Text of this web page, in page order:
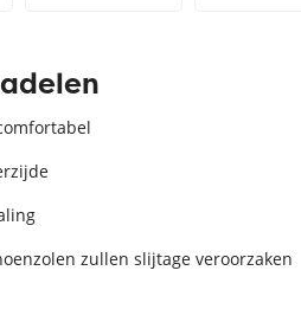
zullen slijtage veroorzaken